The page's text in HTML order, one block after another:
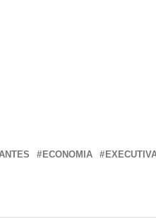
ECONOMIA